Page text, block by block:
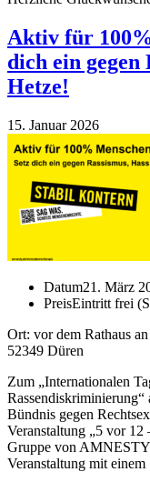
Aktiv für
dich ein gegen
Hetze!
15. Januar 2026
Datum21. März
PreisEintritt frei
Ort: vor dem Rathaus
52349 Düren
Zum „Internationalen
Bündnis gegen
Veranstaltung „5 vor
Gruppe von
Veranstaltung mit einem